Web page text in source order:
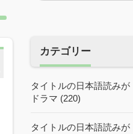
カテゴリー
タイトルの日本語読み
ドラマ (220)
タイトルの日本語読み